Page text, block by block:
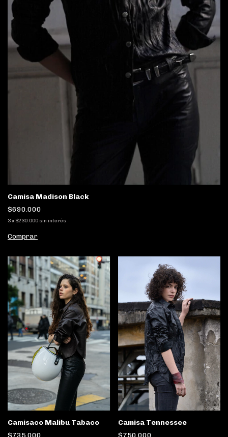
Camisa Madison Black
$690.000
3x $230.000 sin interés
Comprar
Camisaco Malibu Tabaco
$735.000
Camisa Tennessee
$750.000